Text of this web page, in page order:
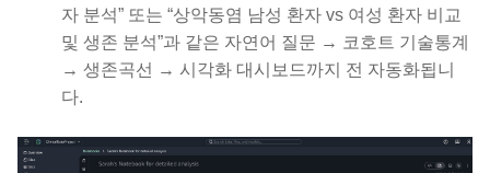
자 분석” 또는 “상악동염 남성 환자 vs 여성 환자 비교
및 생존 분석”과 같은 자연어 질문 → 코호트 기술통계
→ 생존곡선 → 시각화 대시보드까지 전 자동화됩니
다.